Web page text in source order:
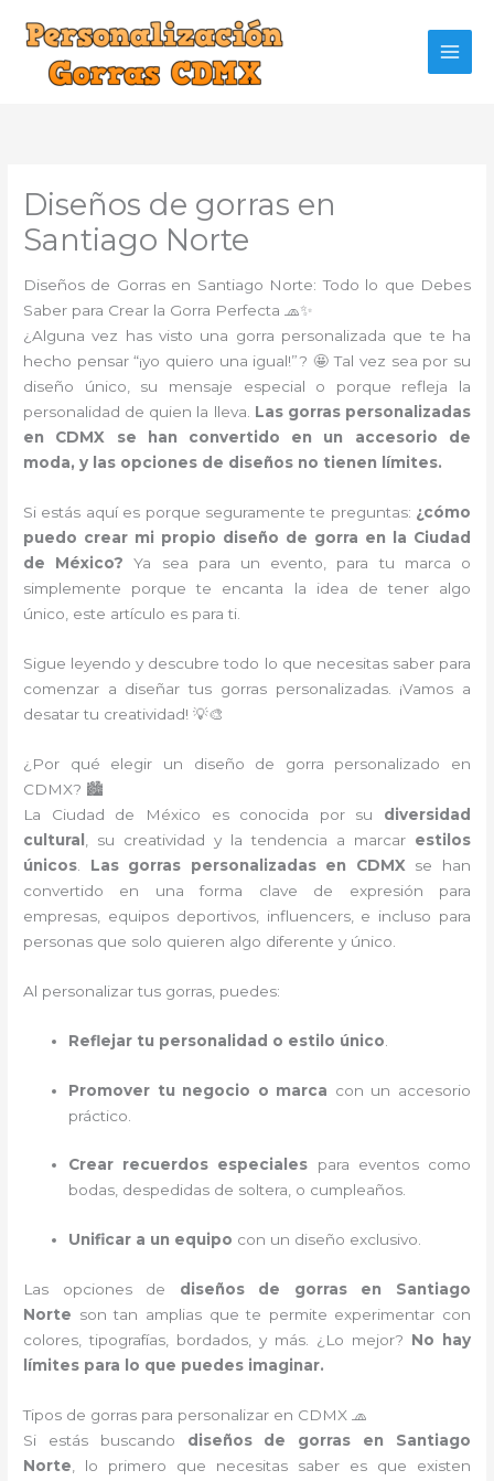
contenido
Diseños de gorras en
Santiago Norte
Diseños de Gorras en Santiago Norte: Todo lo que Debes
Saber para Crear la Gorra Perfecta 🧢✨
¿Alguna vez has visto una gorra personalizada que te ha
hecho pensar “¡yo quiero una igual!”? 🤩 Tal vez sea por su
diseño único, su mensaje especial o porque refleja la
personalidad de quien la lleva. Las gorras personalizadas
en CDMX se han convertido en un accesorio de
moda, y las opciones de diseños no tienen límites.
Si estás aquí es porque seguramente te preguntas: ¿cómo
puedo crear mi propio diseño de gorra en la Ciudad
de México? Ya sea para un evento, para tu marca o
simplemente porque te encanta la idea de tener algo
único, este artículo es para ti.
Sigue leyendo y descubre todo lo que necesitas saber para
comenzar a diseñar tus gorras personalizadas. ¡Vamos a
desatar tu creatividad! 💡🎨
¿Por qué elegir un diseño de gorra personalizado en
CDMX? 🏙️
La Ciudad de México es conocida por su diversidad
cultural
, su creatividad y la tendencia a marcar estilos
únicos
Las gorras personalizadas en CDMX se han
convertido en una forma clave de expresión para
empresas, equipos deportivos, influencers, e incluso para
personas que solo quieren algo diferente y único.
Al personalizar tus gorras, puedes:
Reflejar tu personalidad o estilo único
Promover tu negocio o marca con un accesorio
práctico.
Crear recuerdos especiales para eventos como
bodas, despedidas de soltera, o cumpleaños.
Unificar a un equipo con un diseño exclusivo.
Las opciones de diseños de gorras en Santiago
Norte son tan amplias que te permite experimentar con
colores, tipografías, bordados, y más. ¿Lo mejor? No hay
límites para lo que puedes imaginar.
Tipos de gorras para personalizar en CDMX 🧢
Si estás buscando diseños de gorras en Santiago
Norte , lo primero que necesitas saber es que existen